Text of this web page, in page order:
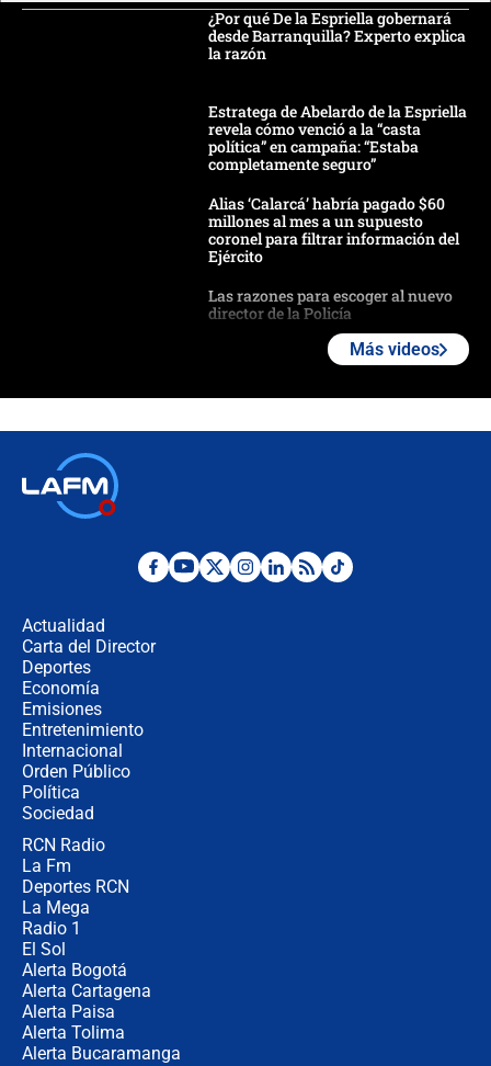
¿Por qué De la Espriella gobernará
desde Barranquilla? Experto explica
la razón
Estratega de Abelardo de la Espriella
revela cómo venció a la “casta
política” en campaña: “Estaba
completamente seguro”
Alias ‘Calarcá’ habría pagado $60
millones al mes a un supuesto
coronel para filtrar información del
Ejército
Las razones para escoger al nuevo
director de la Policía
"No hubo fraude ni posibilidad de
Más videos
Actualidad
Carta del Director
Deportes
Economía
Emisiones
Entretenimiento
Internacional
Orden Público
Política
Sociedad
RCN Radio
La Fm
Deportes RCN
La Mega
Radio 1
El Sol
Alerta Bogotá
Alerta Cartagena
Alerta Paisa
Alerta Tolima
Alerta Bucaramanga